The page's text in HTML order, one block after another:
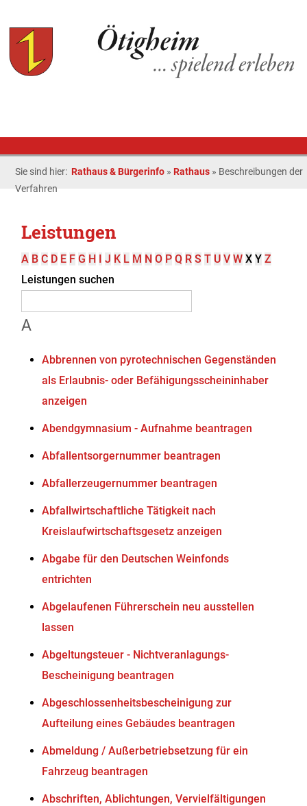
Sie sind hier: Rathaus & Bürgerinfo » Rathaus » Beschreibungen der
Verfahren
Leistungen
A B C D E F G H I J K L M N O P Q R S T U V W X Y Z
Leistungen suchen
A
Abbrennen von pyrotechnischen Gegenständen
als Erlaubnis- oder Befähigungsscheininhaber
anzeigen
Abendgymnasium - Aufnahme beantragen
Abfallentsorgernummer beantragen
Abfallerzeugernummer beantragen
Abfallwirtschaftliche Tätigkeit nach
Kreislaufwirtschaftsgesetz anzeigen
Abgabe für den Deutschen Weinfonds
entrichten
Abgelaufenen Führerschein neu ausstellen
lassen
Abgeltungsteuer - Nichtveranlagungs-
Bescheinigung beantragen
Abgeschlossenheitsbescheinigung zur
Aufteilung eines Gebäudes beantragen
Abmeldung / Außerbetriebsetzung für ein
Fahrzeug beantragen
Abschriften, Ablichtungen, Vervielfältigungen